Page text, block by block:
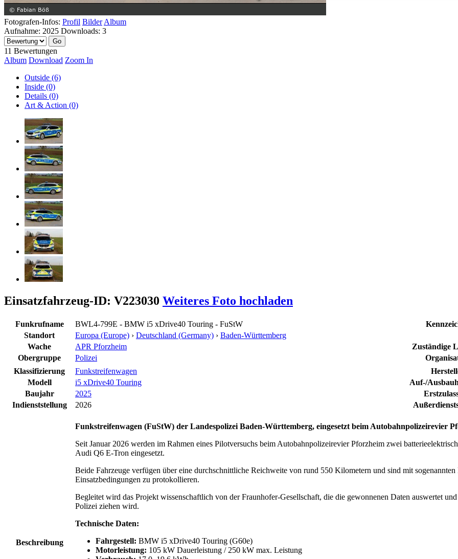
Fotografen-Infos: Profil Bilder Album
Aufnahme: 2025 Downloads: 3
11 Bewertungen
Album Download Zoom In
Outside (6)
Inside (0)
Details (0)
Art & Action (0)
Einsatzfahrzeug-ID: V223030 Weiteres Foto hochladen
Funkrufname BWL4-799E - BMW i5 xDrive40 Touring - FuStW
Standort
Europa (Europe) › Deutschland (Germany) › Baden-Württemberg
Wache
APR Pforzheim
Zuständige
Obergruppe
Polizei
Klassifizierung
Funkstreifenwagen
Modell
i5 xDrive40 Touring
Auf-/
Baujahr
2025
Indienststellung
2026
Beschreibung
Funkstreifenwagen (FuStW) der Landespolizei Baden-Württemberg, eingesetzt beim Autobahnpolizeirevier
Seit Januar 2026 werden im Rahmen eines Pilotversuchs beim Autobahnpolizeirevier Pforzheim zwei
Audi Q6 E-Tron eingesetzt.
Beide Fahrzeuge verfügen über eine durchschnittliche Reichweite von rund 550 Kilometern und sind mit
Einsatzbedingungen zu protokollieren.
Begleitet wird das Projekt wissenschaftlich von der Fraunhofer-Gesellschaft, die die gewonnenen Daten auswertet
Polizei ziehen wird.
Technische Daten:
Fahrgestell: BMW i5 xDrive40 Touring (G60e)
Motorleistung: 105 kW Dauerleistung / 250 kW max. Leistung